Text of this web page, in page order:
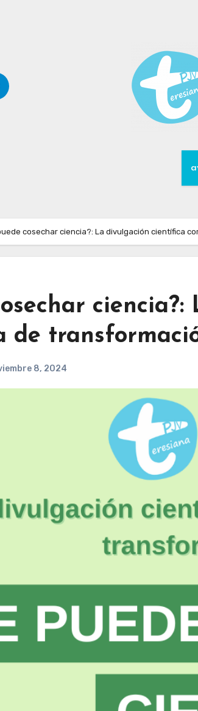
cosechar ciencia?: La divulgación científica
de
8, 2024